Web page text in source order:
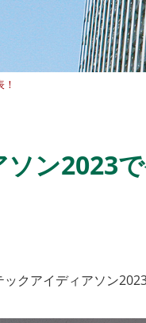
ン2023で
クアイディアソン